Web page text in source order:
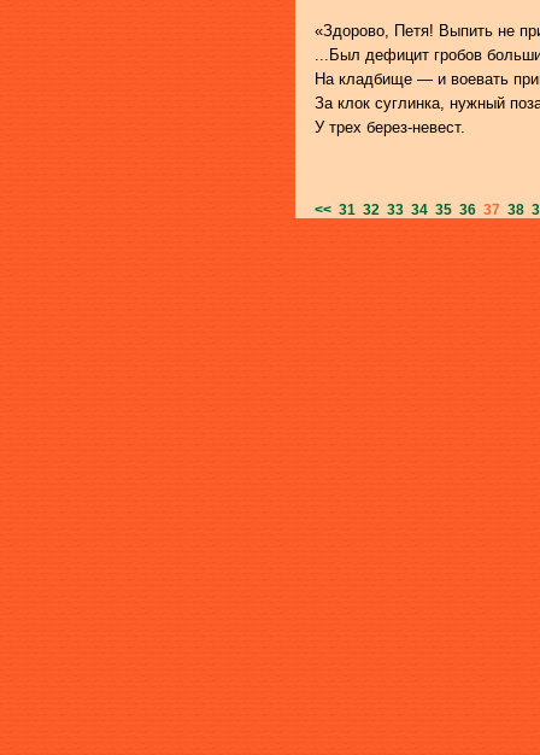
«Здорово, Петя! Выпить не
...Был дефицит гробов
На кладбище — и воевать
За клок суглинка, нужный
У трех берез-невест.
<< 31 32 33 34 35 36 37 38